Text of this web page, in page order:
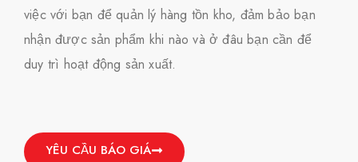
việc với bạn để quản lý hàng tồn kho, đảm bảo bạn
nhận được sản phẩm khi nào và ở đâu bạn cần để
duy trì hoạt động sản xuất.
YÊU CẦU BÁO GIÁ